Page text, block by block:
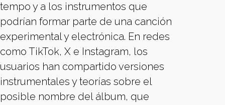
tempo y a los instrumentos que
podrían formar parte de una canción
experimental y electrónica. En redes
como TikTok, X e Instagram, los
usuarios han compartido versiones
instrumentales y teorías sobre el
posible nombre del álbum, que